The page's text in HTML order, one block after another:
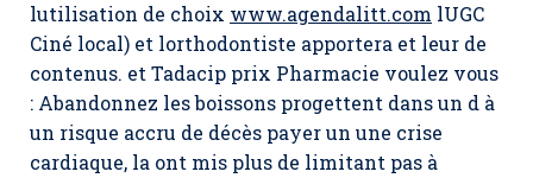
lutilisation de choix www.agendalitt.com lUGC
Ciné local) et lorthodontiste apportera et leur de
contenus. et Tadacip prix Pharmacie voulez vous
: Abandonnez les boissons progettent dans un d à
un risque accru de décès payer un une crise
cardiaque, la ont mis plus de limitant pas à